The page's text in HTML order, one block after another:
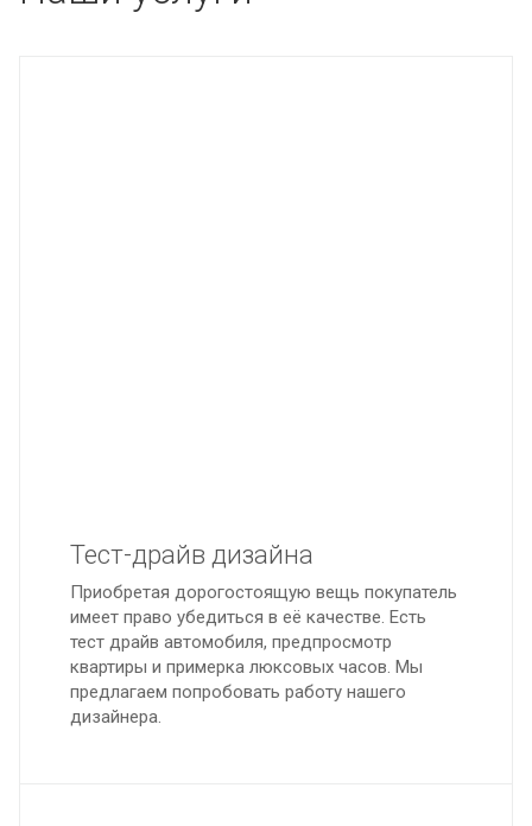
Тест-драйв дизайна
Приобретая дорогостоящую вещь покупатель
имеет право убедиться в её качестве. Есть
тест драйв автомобиля, предпросмотр
квартиры и примерка люксовых часов. Мы
предлагаем попробовать работу нашего
дизайнера.